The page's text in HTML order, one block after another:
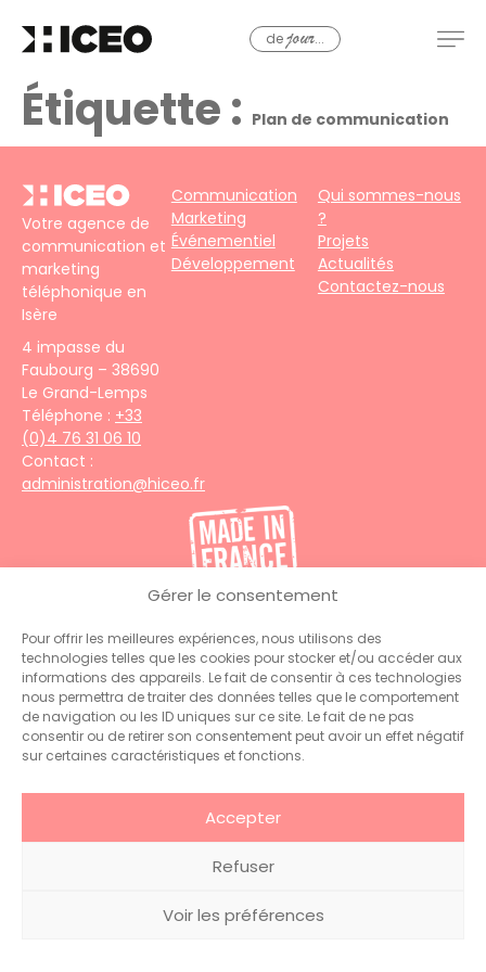
Gérer le consentement
Pour offrir les meilleures expériences, nous utilisons des
technologies telles que les cookies pour stocker et/ou accéder aux
informations des appareils. Le fait de consentir à ces technologies
nous permettra de traiter des données telles que le comportement
de navigation ou les ID uniques sur ce site. Le fait de ne pas
consentir ou de retirer son consentement peut avoir un effet négatif
sur certaines caractéristiques et fonctions.
Accepter
Refuser
Voir les préférences
dejour...
Étiquette : Plan de communication
Votre agence de
communication et
marketing
téléphonique en
Isère
4 impasse du
Faubourg – 38690
Le Grand-Lemps
Téléphone : +33
(0)4 76 31 06 10
Contact :
administration@hiceo.fr
Communication
Marketing
Événementiel
Développement
Qui sommes-nous
?
Projets
Actualités
Contactez-nous
© 2026 Hiceo . Tous droits
réservés
Glossaire.Mentions
légales